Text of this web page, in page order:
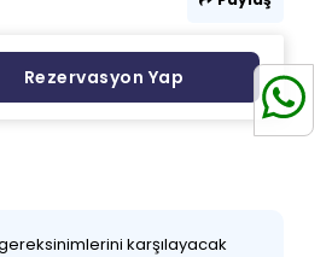
Rezervasyon Yap
karşılayacak